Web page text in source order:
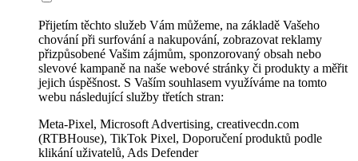
Přijetím těchto služeb Vám můžeme, na základě Vašeho
chování při surfování a nakupování, zobrazovat reklamy
přizpůsobené Vašim zájmům, sponzorovaný obsah nebo
slevové kampaně na naše webové stránky či produkty a měřit
jejich úspěšnost. S Vaším souhlasem využíváme na tomto
webu následující služby třetích stran:
Meta-Pixel, Microsoft Advertising, creativecdn.com
(RTBHouse), TikTok Pixel, Doporučení produktů podle
klikání uživatelů, Ads Defender